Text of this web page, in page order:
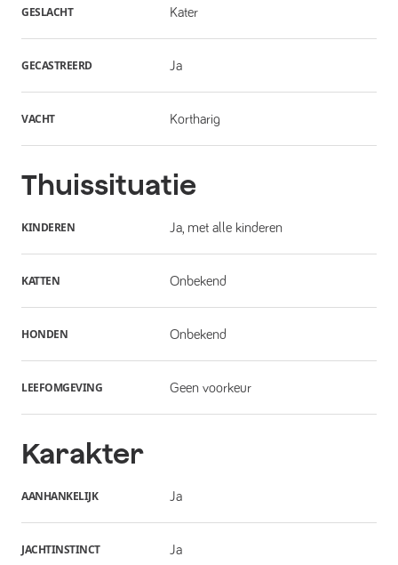
GESLACHT Kater
GECASTREERD Ja
VACHT Kortharig
Thuissituatie
KINDEREN Ja, met alle kinderen
KATTEN Onbekend
HONDEN Onbekend
LEEFOMGEVING Geen voorkeur
Karakter
AANHANKELIJK Ja
JACHTINSTINCT Ja